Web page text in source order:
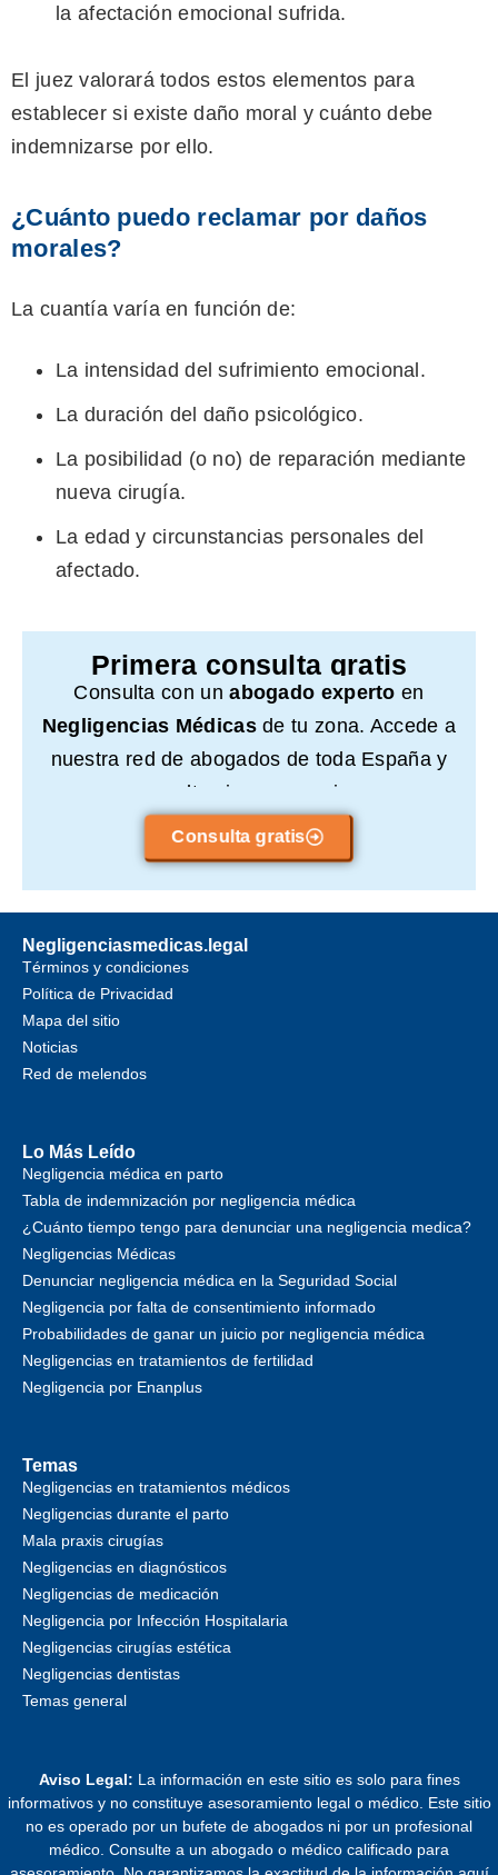
la afectación emocional sufrida.
El juez valorará todos estos elementos para
establecer si existe daño moral y cuánto debe
indemnizarse por ello.
¿Cuánto puedo reclamar por daños
morales?
La cuantía varía en función de:
La intensidad del sufrimiento emocional.
La duración del daño psicológico.
La posibilidad (o no) de reparación mediante
nueva cirugía.
La edad y circunstancias personales del
afectado.
Primera consulta gratis
Consulta con unabogado experto en
Negligencias Médicasde tu zona. Accede a
nuestra red de abogados de toda España y
consulta sin compromiso.
Consulta gratis
Negligenciasmedicas.legal
Términos y condiciones
Política de Privacidad
Mapa del sitio
Noticias
Red de melendos
Lo Más Leído
Negligencia médica en parto
Tabla de indemnización por negligencia médica
¿Cuánto tiempo tengo para denunciar una negligencia medica?
Negligencias Médicas
Denunciar negligencia médica en la Seguridad Social
Negligencia por falta de consentimiento informado
Probabilidades de ganar un juicio por negligencia médica
Negligencias en tratamientos de fertilidad
Negligencia por Enanplus
Temas
Negligencias en tratamientos médicos
Negligencias durante el parto
Mala praxis cirugías
Negligencias en diagnósticos
Negligencias de medicación
Negligencia por Infección Hospitalaria
Negligencias cirugías estética
Negligencias dentistas
Temas general
Aviso Legal: La información en este sitio es solo para fines
informativos y no constituye asesoramiento legal o médico. Este sitio
no es operado por un bufete de abogados ni por un profesional
médico. Consulte a un abogado o médico calificado para